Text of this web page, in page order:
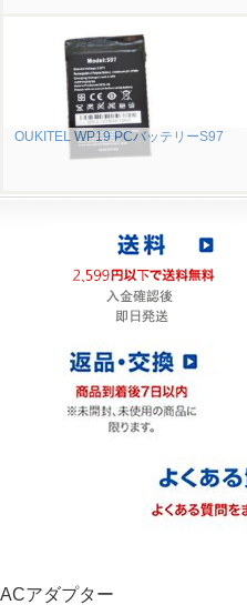
OUKITEL WP19 PCバッテリーS97
ACアダプター